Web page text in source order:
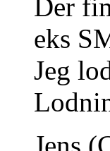
Der
eks
Jeg